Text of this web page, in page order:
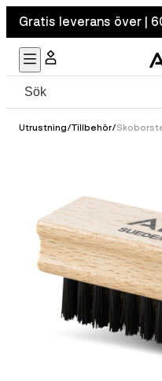
Gratis leverans över |
Utrustning/Tillbehör/